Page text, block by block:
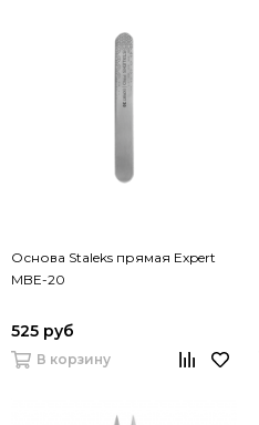
Основа Staleks прямая Expert
MBE-20
525 руб
В корзину